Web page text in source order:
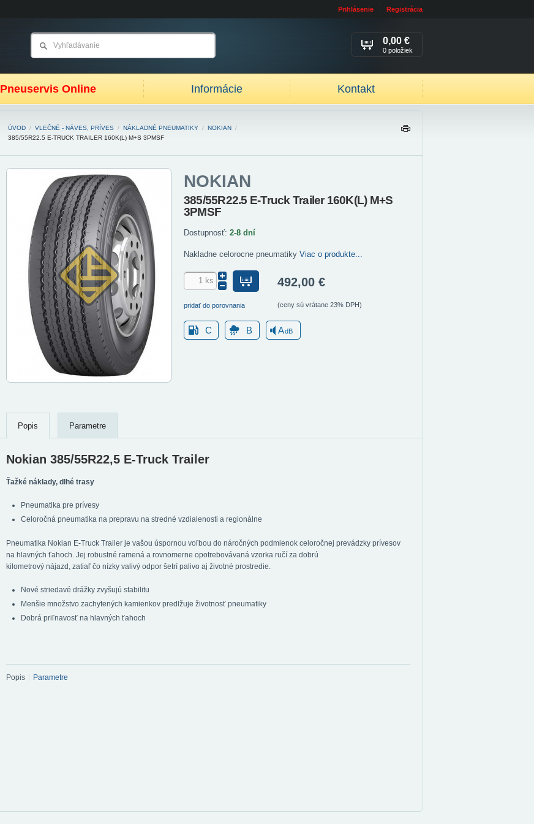
Prihlásenie Registrácia
Pneuservis Online Informácie Kontakt
0,00 €
0 položiek
ÚVOD / VLEČNÉ - NÁVES, PRÍVES / NÁKLADNÉ PNEUMATIKY / NOKIAN /
385/55R22.5 E-TRUCK TRAILER 160K(L) M+S 3PMSF
NOKIAN
385/55R22.5 E-Truck Trailer 160K(L) M+S
3PMSF
Dostupnosť: 2-8 dní
Nakladne celorocne pneumatiky Viac o produkte...
pridať do porovnania
492,00 €
(ceny sú vrátane 23% DPH)
C B AdB
Popis Parametre
Nokian 385/55R22,5 E-Truck Trailer
Ťažké náklady, dlhé trasy
Pneumatika pre prívesy
Celoročná pneumatika na prepravu na stredné vzdialenosti a regionálne
Pneumatika Nokian E-Truck Trailer je vašou úspornou voľbou do náročných podmienok celoročnej prevádzky prívesov
na hlavných ťahoch. Jej robustné ramená a rovnomerne opotrebovávaná vzorka ručí za dobrú
kilometrový nájazd, zatiaľ čo nízky valivý odpor šetrí palivo aj životné prostredie.
Nové striedavé drážky zvyšujú stabilitu
Menšie množstvo zachytených kamienkov predlžuje životnosť pneumatiky
Dobrá priľnavosť na hlavných ťahoch
Popis Parametre